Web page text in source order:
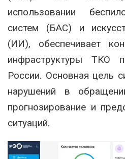
использовании
систем (БАС) и
(ИИ), обеспечивает
инфраструктуры ТКО
России. Основная цель
нарушений в
прогнозирование и
ситуаций.